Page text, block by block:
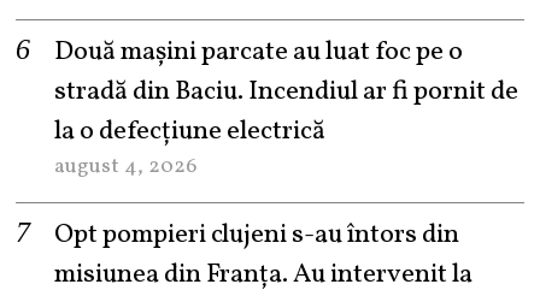
Două mașini parcate au luat foc pe o
stradă din Baciu. Incendiul ar fi pornit de
la o defecțiune electrică
august 4, 2026
Opt pompieri clujeni s-au întors din
misiunea din Franța. Au intervenit la